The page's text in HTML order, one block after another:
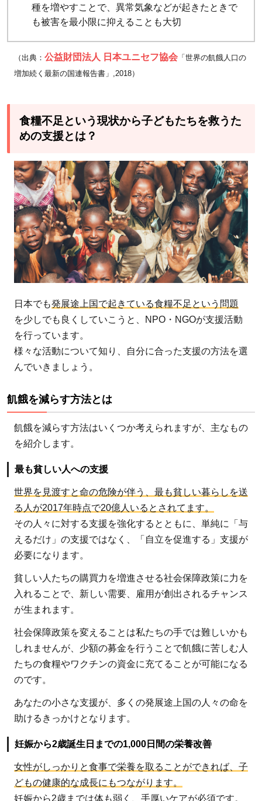
不足
の現
状を
知
り、
でき
るこ
考え
よう
種を増やすことで、異常気象などが起きたときで
も被害を最小限に抑えることも大切
（出典： 公益財団法人 日本ユニセフ協会 「世界の飢餓人口の
増加続く最新の国連報告書」,2018）
食糧不足という現状から子どもたちを救うた
めの支援とは？
日本でも発展途上国で起きている食糧不足という問題
を少しでも良くしていこうと、NPO・NGOが支援活動
を行っています。
様々な活動について知り、自分に合った支援の方法を選
んでいきましょう。
飢餓を減らす方法とは
飢餓を減らす方法はいくつか考えられますが、主なもの
を紹介します。
最も貧しい人への支援
世界を見渡すと命の危険が伴う、最も貧しい暮らしを送
る人が2017年時点で20億人いるとされてます。
その人々に対する支援を強化するとともに、単純に「与
えるだけ」の支援ではなく、「自立を促進する」支援が
必要になります。
貧しい人たちの購買力を増進させる社会保障政策に力を
入れることで、新しい需要、雇用が創出されるチャンス
が生まれます。
社会保障政策を変えることは私たちの手では難しいかも
しれませんが、少額の募金を行うことで飢餓に苦しむ人
たちの食糧やワクチンの資金に充てることが可能になる
のです。
あなたの小さな支援が、多くの発展途上国の人々の命を
助けるきっかけとなります。
妊娠から2歳誕生日までの1,000日間の栄養改善
女性がしっかりと食事で栄養を取ることができれば、子
どもの健康的な成長にもつながります。
妊娠から2歳までは体も弱く、手厚いケアが必須です。